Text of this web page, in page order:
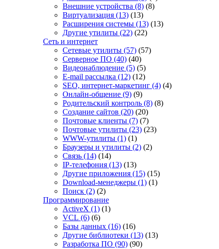
Внешние устройства (8) (8)
Виртуализация (13) (13)
Расширения системы (13) (13)
Другие утилиты (22) (22)
Сеть и интернет
Сетевые утилиты (57) (57)
Серверное ПО (40) (40)
Видеонаблюдение (5) (5)
E-mail рассылка (12) (12)
SEO, интернет-маркетинг (4) (4)
Онлайн-общение (9) (9)
Родительский контроль (8) (8)
Создание сайтов (20) (20)
Почтовые клиенты (7) (7)
Почтовые утилиты (23) (23)
WWW-утилиты (1) (1)
Браузеры и утилиты (2) (2)
Связь (14) (14)
IP-телефония (13) (13)
Другие приложения (15) (15)
Download-менеджеры (1) (1)
Поиск (2) (2)
Программирование
ActiveX (1) (1)
VCL (6) (6)
Базы данных (16) (16)
Другие библиотеки (13) (13)
Разработка ПО (90) (90)